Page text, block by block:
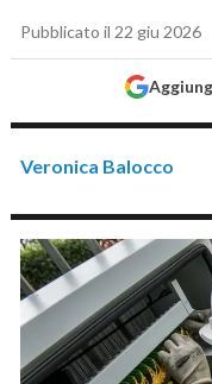
Pubblicato il 22 giu 2026
Veronica Balocco